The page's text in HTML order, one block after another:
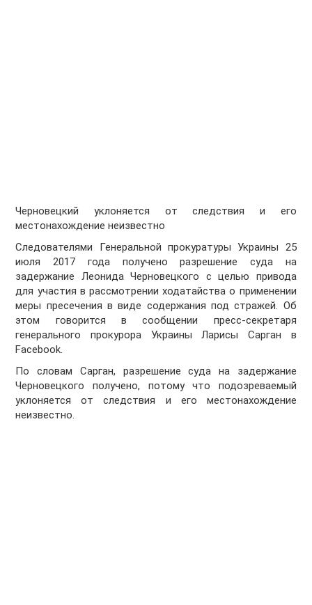
Черновецкий уклоняется от следствия и его
местонахождение неизвестно
Следователями Генеральной прокуратуры Украины 25
июля 2017 года получено разрешение суда на
задержание Леонида Черновецкого с целью привода
для участия в рассмотрении ходатайства о применении
меры пресечения в виде содержания под стражей. Об
этом говорится в сообщении пресс-секретаря
генерального прокурора Украины Ларисы Сарган в
Facebook.
По словам Сарган, разрешение суда на задержание
Черновецкого получено, потому что подозреваемый
уклоняется от следствия и его местонахождение
неизвестно.